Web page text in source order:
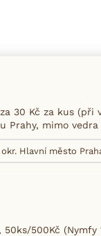
30 Kč za kus (při
Prahy, mimo vedra
okr. Hlavní město
500Kč (Nymfy